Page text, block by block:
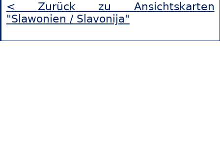
< Zurück zu Ansichtskarten
"Slawonien / Slavonija"